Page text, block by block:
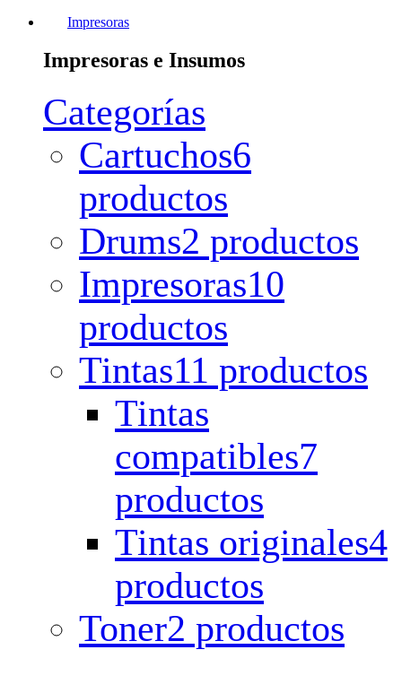
Impresoras
Impresoras e Insumos
Categorías
Cartuchos6
productos
Drums2 productos
Impresoras10
productos
Tintas11 productos
Tintas
compatibles7
productos
Tintas originales4
productos
Toner2 productos